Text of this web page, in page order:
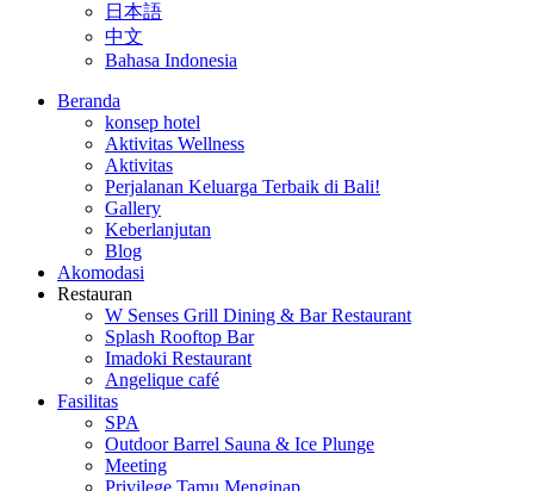
日本語
中文
Bahasa Indonesia
Beranda
konsep hotel
Aktivitas Wellness
Aktivitas
Perjalanan Keluarga Terbaik di Bali!
Gallery
Keberlanjutan
Blog
Akomodasi
Restauran
W Senses Grill Dining & Bar Restaurant
Splash Rooftop Bar
Imadoki Restaurant
Angelique café
Fasilitas
SPA
Outdoor Barrel Sauna & Ice Plunge
Meeting
Privilege Tamu Menginap